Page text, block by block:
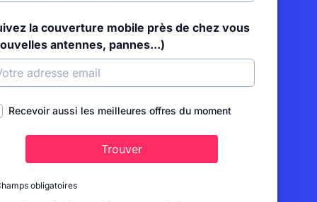
la couverture mobile près de chez vous
antennes, pannes...)
Recevoir aussi les meilleures offres du moment
Trouver
obligatoires